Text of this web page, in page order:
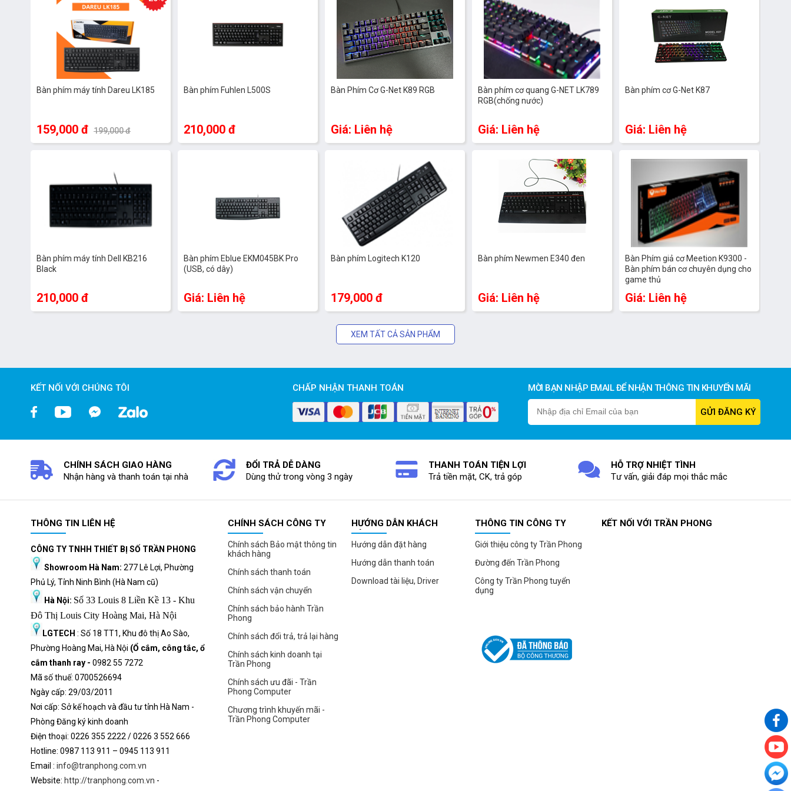
Ngoài ra, khi nhấn không hề gây tiếng động ồn ào nhờ thiết kế độ cao phím thấp - hạn chế ảnh hưởng những người xung quanh nhất là
trong văn phòng hoặc các không gian làm việc nhỏ.
Bàn phím Logitech K120 sử dụng kết nối có dây với tốc độ truyền dữ liệu nhanh và chính xác.
Tổng kết
Với thiết kế mỏng manh, bạn có thể đem bàn phím Logitech K120 theo khắp mọi nơi mà không cảm thấy nhức mỏi. Sở hữu một thiết kế
chế độ bảo hành tận 3 năm mà hiếm nhà sản xuất nào mạnh dạn khai triển như Logitech - đây là một điểm cộng khiến người sử dụng
luôn ưu tiên chọn Logitech thay vì các hãng khác như Mitsumi, Fuhlen,... Với tuổi thọ cao ở một mức giá quá hời thì đây chính là một sản
Bàn phím máy tính Dareu LK185
159,000 đ 199,000 đ
Bàn phím Fuhlen L500S
210,000 đ
Bàn Phím Cơ G-Net K89 RGB
Giá: Liên hệ
Bàn phím cơ quang G-NET LK789
RGB(chống nước)
Giá: Liên hệ
Bàn phím cơ G-Net K87
Giá: Liên hệ
Bàn phím máy tính Dell KB216
Black
210,000 đ
Bàn phím Eblue EKM045BK Pro
(USB, có dây)
Giá: Liên hệ
Bàn phím Logitech K120
179,000 đ
Bàn phím Newmen E340 đen
Giá: Liên hệ
Bàn Phím giả cơ Meetion K9300 -
Bàn phím bán cơ chuyên dụng cho
game thủ
Giá: Liên hệ
XEM TẤT CẢ SẢN PHẨM
KẾT NỐI VỚI CHÚNG TÔI CHẤP NHẬN THANH TOÁN MỜI BẠN NHẬP EMAIL ĐỂ NHẬN THÔNG TIN KHUYẾN MÃI
CHÍNH SÁCH GIAO HÀNG
Nhận hàng và thanh toán tại nhà
ĐỔI TRẢ DỄ DÀNG
Dùng thử trong vòng 3 ngày
THANH TOÁN TIỆN LỢI
Trả tiền mặt, CK, trả góp
HỖ TRỢ NHIỆT TÌNH
Tư vấn, giải đáp mọi thắc mắc
KẾT NỐI VỚI TRẦN PHONG
THÔNG TIN LIÊN HỆ
CÔNG TY TNHH THIẾT BỊ SỐ TRẦN PHONG
Showroom Hà Nam: 277 Lê Lợi, Phường
Phủ Lý, Tỉnh Ninh Bình (Hà Nam cũ)
Hà Nội: Số 33 Louis 8 Liền Kề 13 - Khu
Đô Thị Louis City Hoàng Mai, Hà Nội
LGTECH : Số 18 TT1, Khu đô thị Ao Sào,
Phường Hoàng Mai, Hà Nội (Ổ cắm, công tắc, ổ
cắm thanh ray - 0982 55 7272
Mã số thuế: 0700526694
Ngày cấp: 29/03/2011
Nơi cấp: Sở kế hoạch và đầu tư tỉnh Hà Nam -
Phòng Đăng ký kinh doanh
Điện thoại: 0226 355 2222 / 0226 3 552 666
Hotine: 0987 113 911 – 0945 113 911
Email : info@tranphong.com.vn
Website: http://tranphong.com.vn -
CHÍNH SÁCH CÔNG TY
Chính sách Bảo mật thông tin
khách hàng
Chính sách thanh toán
Chính sách vận chuyển
Chính sách bảo hành Trần
Phong
Chính sách đổi trả, trả lại hàng
Chính sách kinh doanh tại
Trần Phong
Chính sách ưu đãi - Trần
Phong Computer
Chương trình khuyến mãi -
Trần Phong Computer
HƯỚNG DẪN KHÁCH
HÀNG
Hướng dẫn đặt hàng
Hướng dẫn thanh toán
Download tài liệu, Driver
THÔNG TIN CÔNG TY
Giới thiệu công ty Trần Phong
Đường đến Trần Phong
Công ty Trần Phong tuyển
dụng